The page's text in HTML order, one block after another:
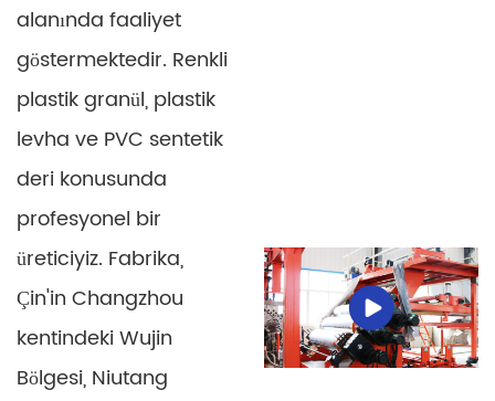
alanında faaliyet
göstermektedir. Renkli
plastik granül, plastik
levha ve PVC sentetik
deri konusunda
profesyonel bir
üreticiyiz. Fabrika,
Çin'in Changzhou
kentindeki Wujin
Bölgesi, Niutang